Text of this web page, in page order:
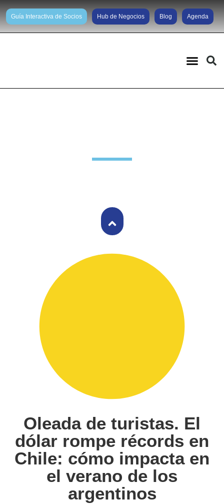
Guía Interactiva de Socios Hub de Negocios Blog Agenda
Oleada de turistas. El
dólar rompe récords en
Chile: cómo impacta en
el verano de los
argentinos